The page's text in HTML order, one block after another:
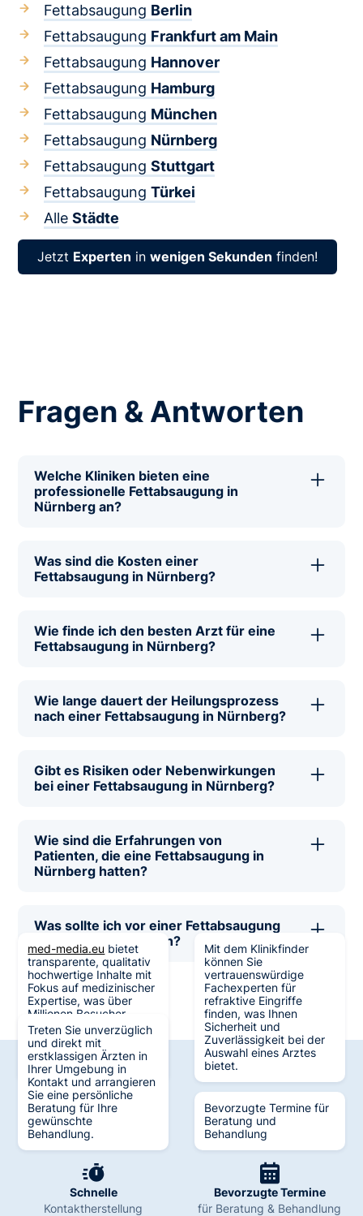
Fettabsaugung Berlin
Fettabsaugung Frankfurt am Main
Fettabsaugung Hannover
Fettabsaugung Hamburg
Fettabsaugung München
Fettabsaugung Nürnberg
FettabsaugungStuttgart
FettabsaugungTürkei
AlleStädte
Jetzt Experten inwenigen Sekunden finden!
Fragen & Antworten
Welche Kliniken bieten eine
professionelle Fettabsaugung in
Nürnberg an?
direkt mit einem erstklassigen Arzt
sprechen, der Ihnen Kliniken empfehlen
durchführen.
Was sind die Kosten einer
Fettabsaugung in Nürnberg?
Möglichkeit, sich von einem Experten
eine Kostenschätzung sowie
Fettabsaugung in Nürnberg geben zu
lassen.
Wie finde ich den besten Arzt für eine
Fettabsaugung in Nürnberg?
einem hochqualifizierten Arzt zu
kommunizieren, der Ihnen hilft, den
Wie lange dauert der Heilungsprozess
nach einer Fettabsaugung in Nürnberg?
erstklassigen Arzt nach dem
durchschnittlichen Heilungsprozess und
Gibt es Risiken oder Nebenwirkungen
bei einer Fettabsaugung in Nürnberg?
einem erfahrenen Arzt, um umfassende
Informationen zu möglichen Risiken und
Nebenwirkungen einer Fettabsaugung
Wie sind die Erfahrungen von
Patienten, die eine Fettabsaugung in
Nürnberg hatten?
Experten kontaktieren, der Ihnen
Zugang zu Erfahrungsberichten von
Patienten ermöglichen kann, die bereits
eine Fettabsaugung in Nürnberg
durchführen ließen.
Was sollte ich vor einer Fettabsaugung
in Nürnberg beachten?
Durch denKlinikfinder
erhalten Sie die
Gelegenheit, einen erfahrenen Arzt nach
den wichtigsten
Vorbereitungsmaßnahmen und zu
beachtenden Aspekten vor einer
Fettabsaugung in Nürnberg zu
befragen.
med-media.eu bietet
transparente, qualitativ
hochwertige Inhalte mit
Fokus auf medizinischer
Expertise, was über
Millionen Besucher
generiert hat und zu
Berichterstattungen in
verschiedenen Medien
führt.
Verifiziert
durch Experten
Mit dem Klinikfinder
können Sie
vertrauenswürdige
Fachexperten für
refraktive Eingriffe
finden, was Ihnen
Sicherheit und
Zuverlässigkeit bei der
Auswahl eines Arztes
bietet.
Große Auswahl
an Fachexperten
Treten Sie unverzüglich
und direkt mit
erstklassigen Ärzten in
Ihrer Umgebung in
Kontakt und arrangieren
Sie eine persönliche
Beratung für Ihre
gewünschte
Behandlung.
Schnelle
Kontaktherstellung
Bevorzugte Termine für
Beratung und
Behandlung
Bevorzugte Termine
für Beratung & Behandlung